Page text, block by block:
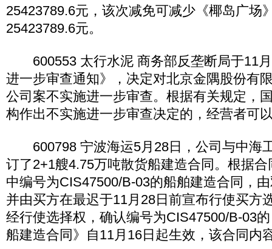
25423789.6元，该次减免可减少《椰岛广场
25423789.6元。
600553 太行水泥 商务部反垄断局于11月
进一步审查通知》，决定对北京金隅股份有
公司案不实施进一步审查。根据有关规定，
构作出不实施进一步审查决定的，经营者可
600798 宁波海运5月28日，公司与中海
订了2+1艘4.75万吨散货船建造合同。根据
中编号为CIS47500/B-03的船舶建造合同，
并由买方在最迟于11月28日前宣布行使买方
经行使选择权，确认编号为CIS47500/B-03
船建造合同》自11月16日起生效，该合同内